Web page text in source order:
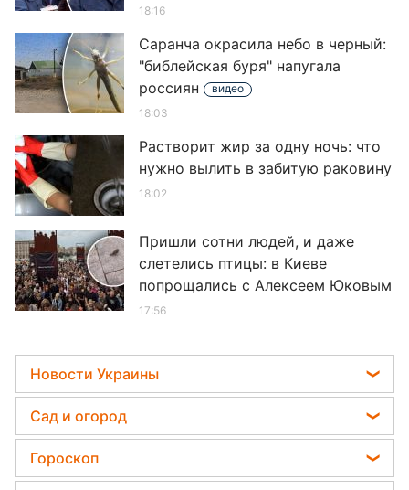
18:16
Саранча окрасила небо в черный:
"библейская буря" напугала
россиян
видео
18:03
Растворит жир за одну ночь: что
нужно вылить в забитую раковину
18:02
Пришли сотни людей, и даже
слетелись птицы: в Киеве
попрощались с Алексеем Юковым
17:56
умопомрачительно высокой: выше
всех